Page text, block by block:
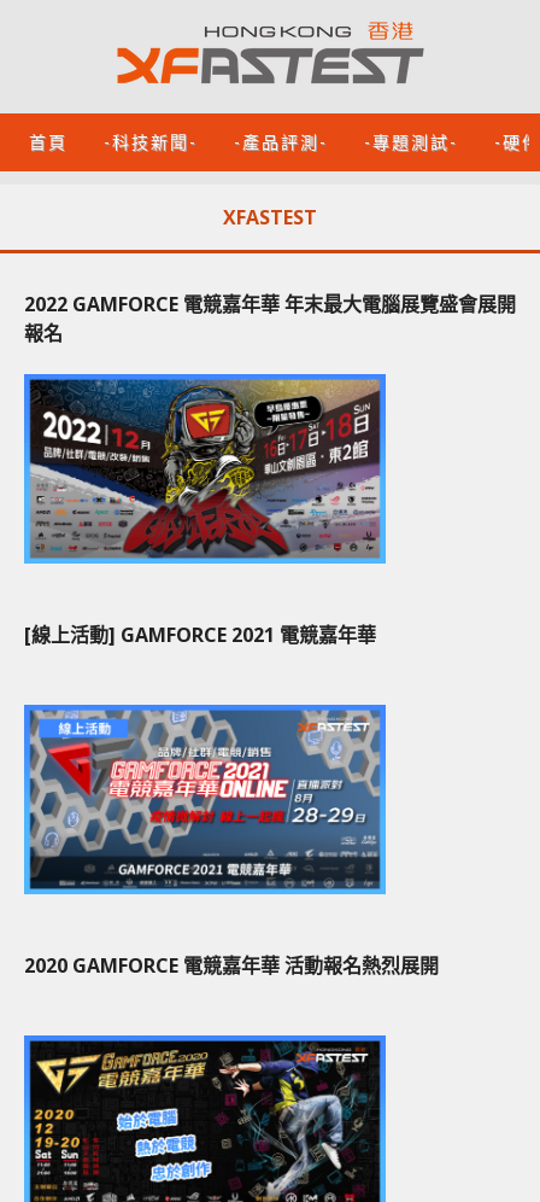
首頁 -科技新聞- -產品評測- -專題測試- -硬
XFASTEST
2022 GAMFORCE 電競嘉年華 年末最大電腦展覽盛會展開
報名
[線上活動] GAMFORCE 2021 電競嘉年華
2020 GAMFORCE 電競嘉年華 活動報名熱烈展開